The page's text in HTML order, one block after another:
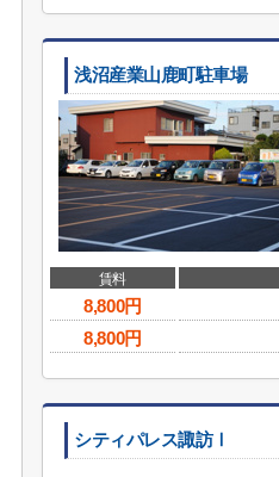
浅沼産業山鹿町駐車場
賃料
8,800円
8,800円
シティパレス諏訪Ⅰ